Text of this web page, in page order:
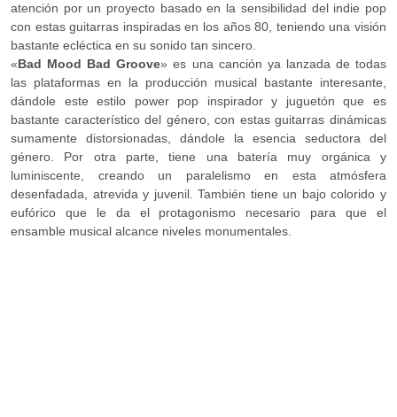
atención por un proyecto basado en la sensibilidad del indie pop
con estas guitarras inspiradas en los años 80, teniendo una visión
bastante ecléctica en su sonido tan sincero.
«Bad Mood Bad Groove» es una canción ya lanzada de todas
las plataformas en la producción musical bastante interesante,
dándole este estilo power pop inspirador y juguetón que es
bastante característico del género, con estas guitarras dinámicas
sumamente distorsionadas, dándole la esencia seductora del
género. Por otra parte, tiene una batería muy orgánica y
luminiscente, creando un paralelismo en esta atmósfera
desenfadada, atrevida y juvenil. También tiene un bajo colorido y
eufórico que le da el protagonismo necesario para que el
ensamble musical alcance niveles monumentales.